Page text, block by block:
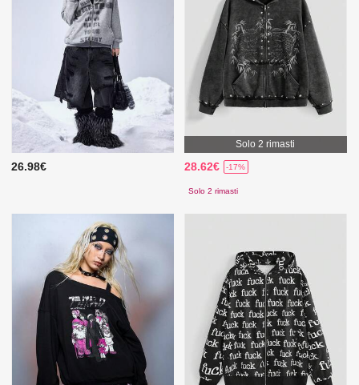
26.98€
Solo 2 rimasti
28.62€ -17%
Solo 2 rimasti